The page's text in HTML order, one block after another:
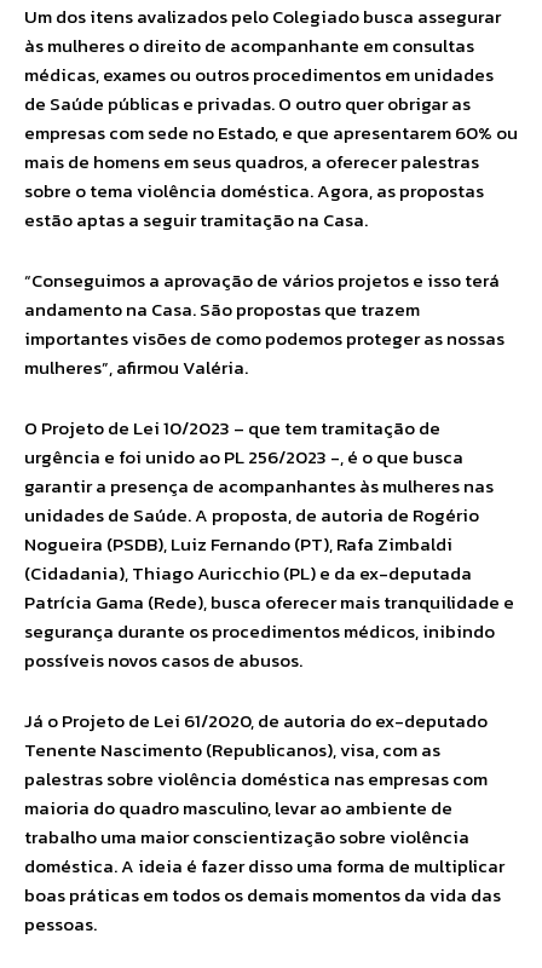
Um dos itens avalizados pelo Colegiado busca assegurar
às mulheres o direito de acompanhante em consultas
médicas, exames ou outros procedimentos em unidades
de Saúde públicas e privadas. O outro quer obrigar as
empresas com sede no Estado, e que apresentarem 60% ou
mais de homens em seus quadros, a oferecer palestras
sobre o tema violência doméstica. Agora, as propostas
estão aptas a seguir tramitação na Casa.
“Conseguimos a aprovação de vários projetos e isso terá
andamento na Casa. São propostas que trazem
importantes visões de como podemos proteger as nossas
mulheres”, afirmou Valéria.
O Projeto de Lei 10/2023 – que tem tramitação de
urgência e foi unido ao PL 256/2023 -, é o que busca
garantir a presença de acompanhantes às mulheres nas
unidades de Saúde. A proposta, de autoria de Rogério
Nogueira (PSDB), Luiz Fernando (PT), Rafa Zimbaldi
(Cidadania), Thiago Auricchio (PL) e da ex-deputada
Patrícia Gama (Rede), busca oferecer mais tranquilidade e
segurança durante os procedimentos médicos, inibindo
possíveis novos casos de abusos.
Já o Projeto de Lei 61/2020, de autoria do ex-deputado
Tenente Nascimento (Republicanos), visa, com as
palestras sobre violência doméstica nas empresas com
maioria do quadro masculino, levar ao ambiente de
trabalho uma maior conscientização sobre violência
doméstica. A ideia é fazer disso uma forma de multiplicar
boas práticas em todos os demais momentos da vida das
pessoas.